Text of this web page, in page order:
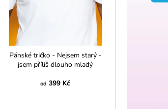
Pánské tričko - Nejsem starý -
jsem příliš dlouho mladý
od 399 Kč